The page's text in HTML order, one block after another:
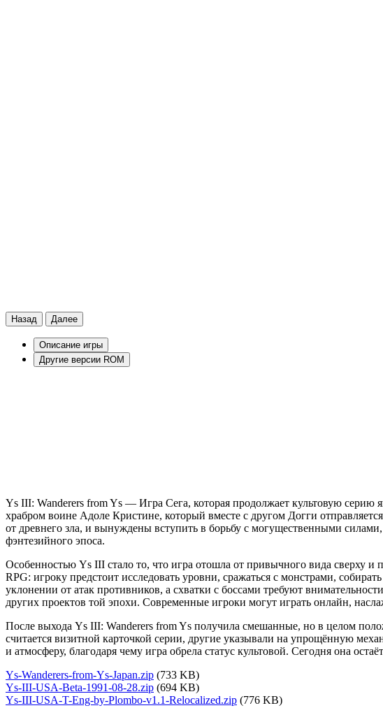
Назад Далее
Описание игры
Другие версии ROM
Ys III: Wanderers from Ys — Игра Сега, которая продолжает культовую
храбром воине Адоле Кристине, который вместе с другом Догги
от древнего зла, и вынуждены вступить в борьбу с могущественными
фэнтезийного эпоса.
Особенностью Ys III стало то, что игра отошла от привычного вида сверху
RPG: игроку предстоит исследовать уровни, сражаться с монстрами,
уклонении от атак противников, а схватки с боссами требуют
других проектов той эпохи. Современные игроки могут играть онлайн,
После выхода Ys III: Wanderers from Ys получила смешанные, но в целом
считается визитной карточкой серии, другие указывали на упрощённую
и атмосферу, благодаря чему игра обрела статус культовой. Сегодня она
Ys-Wanderers-from-Ys-Japan.zip (733 KB)
Ys-III-USA-Beta-1991-08-28.zip (694 KB)
Ys-III-USA-T-Eng-by-Plombo-v1.1-Relocalized.zip (776 KB)